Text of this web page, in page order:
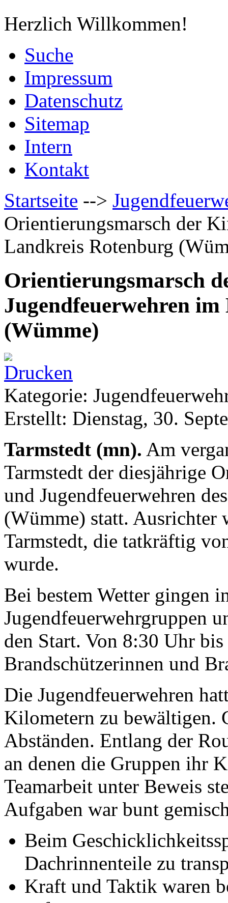
Herzlich Willkommen!
Suche
Impressum
Datenschutz
Sitemap
Intern
Kontakt
Startseite -->
Orientierungsmarsch der
Landkreis Rotenburg
Orientierungsmarsch
Jugendfeuerwehren
(Wümme)
Kategorie:
Erstellt: Dienstag, 30.
Tarmstedt (mn). Am
Tarmstedt der diesjährige
und Jugendfeuerwehren
(Wümme) statt. Ausrichter
Tarmstedt, die tatkräftig
wurde.
Bei bestem Wetter gingen
Jugendfeuerwehrgruppen
den Start. Von 8:30 Uhr
Brandschützerinnen und
Die Jugendfeuerwehren
Kilometern zu bewältigen.
Abständen. Entlang der
an denen die Gruppen ihr
Teamarbeit unter Beweis
Aufgaben war bunt
Beim
Dachrinnenteile zu
Kraft und Taktik waren